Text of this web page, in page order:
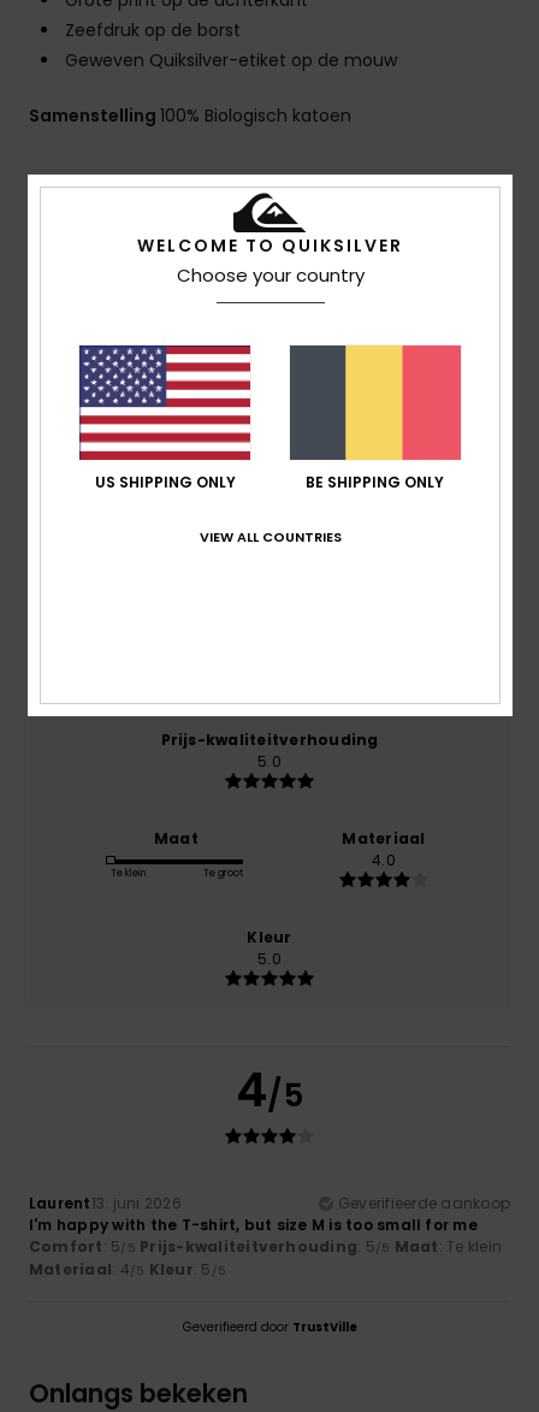
Zeefdruk op de borst
Geweven Quiksilver-etiket op de mouw
Samenstelling 100% Biologisch katoen
Bezorging & Retour
Reviews van klanten
Gemiddelde score
4.0/5
1 geverifieerde beoordelingen
Prijs-kwaliteitverhouding
5.0
Maat
Te klein Te groot
Materiaal
4.0
Kleur
5.0
4/5
Laurent13. juni 2026
Geverifieerde aankoop
I'm happy with the T-shirt, but size M is too small for me
Comfort: 5/5 Prijs-kwaliteitverhouding: 5/5 Maat: Te klein
Materiaal: 4/5 Kleur: 5 /5
Geverifieerd door TrustVille
Onlangs bekeken
WELCOME TO QUIKSILVER
Choose your country
US SHIPPING ONLY BE SHIPPING ONLY
VIEW ALL COUNTRIES